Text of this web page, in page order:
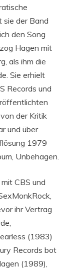
sie der Band
den Song
Hagen mit
als ihm die
Sie erhielt
Records und
der Kritik
und über
1979
Unbehagen.
CBS und
ihr Vertrag
(1983)
Records bot
(1989),